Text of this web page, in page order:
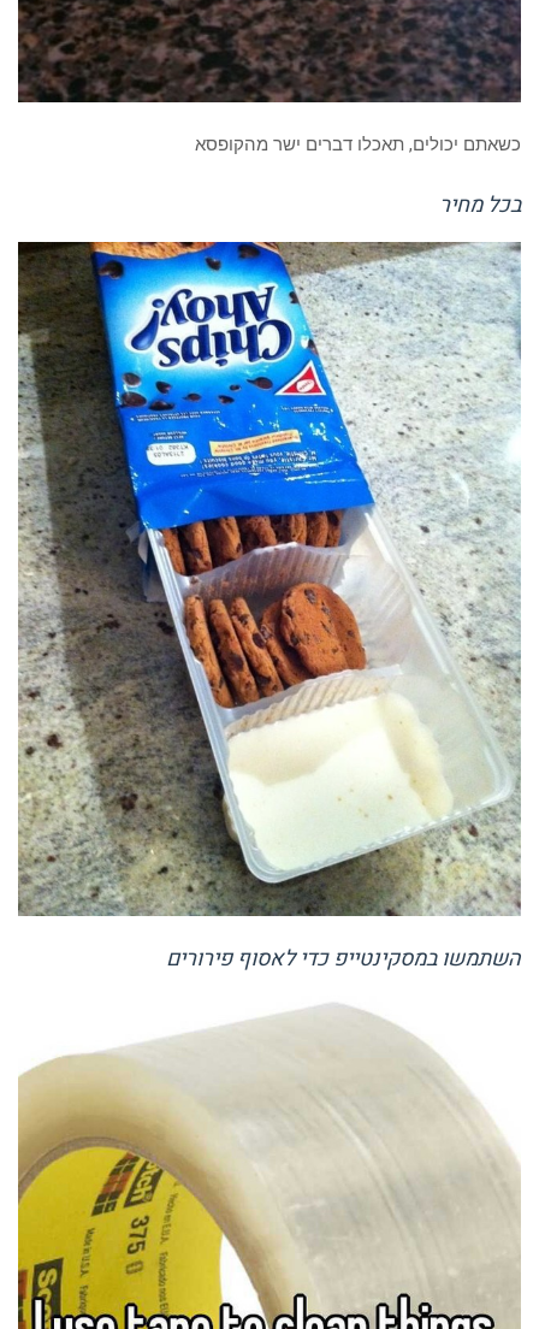
כשאתם יכולים, תאכלו דברים ישר מהקופסא
בכל מחיר
השתמשו במסקינטייפ כדי לאסוף פירורים